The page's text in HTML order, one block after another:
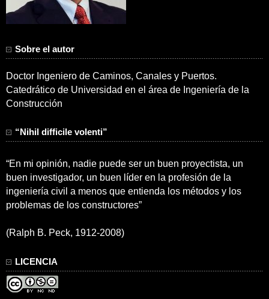
Sobre el autor
Doctor Ingeniero de Caminos, Canales y Puertos.
Catedrático de Universidad en el área de Ingeniería de la
Construcción
“Nihil difficile volenti”
“En mi opinión, nadie puede ser un buen proyectista, un
buen investigador, un buen líder en la profesión de la
ingeniería civil a menos que entienda los métodos y los
problemas de los constructores”
(Ralph B. Peck, 1912-2008)
LICENCIA